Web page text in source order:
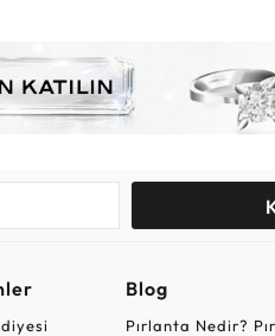
Blog
Pırlanta Nedir?